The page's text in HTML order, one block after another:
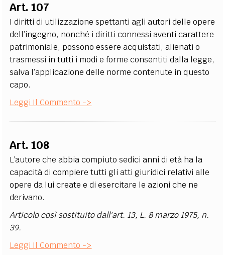
Art. 107
I diritti di utilizzazione spettanti agli autori delle opere
dell’ingegno, nonché i diritti connessi aventi carattere
patrimoniale, possono essere acquistati, alienati o
trasmessi in tutti i modi e forme consentiti dalla legge,
salva l’applicazione delle norme contenute in questo
capo.
Leggi Il Commento ->
Art. 108
L’autore che abbia compiuto sedici anni di età ha la
capacità di compiere tutti gli atti giuridici relativi alle
opere da lui create e di esercitare le azioni che ne
derivano.
Articolo così sostituito dall'art. 13, L. 8 marzo 1975, n.
39.
Leggi Il Commento ->